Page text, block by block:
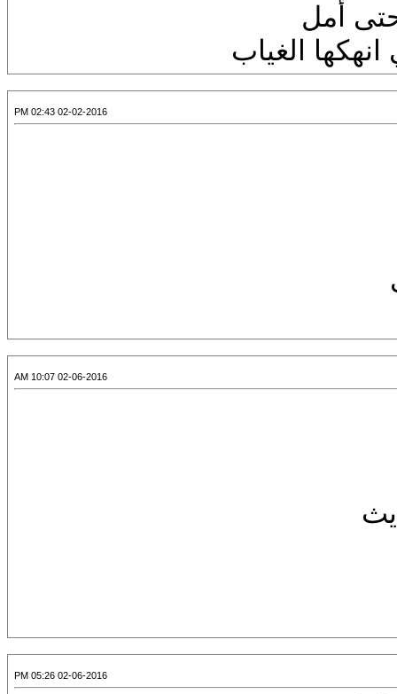
أمل
الغياب
02-02-2016 02:43 PM
02-06-2016 10:07 AM
02-06-2016 05:26 PM